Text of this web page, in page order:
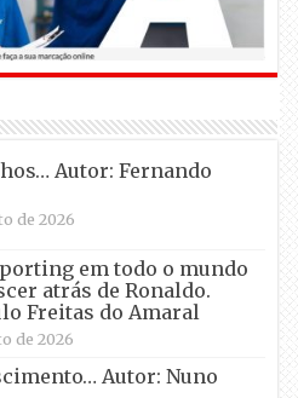
Autor: Fernando
de 2026
em todo o mundo
atrás de Ronaldo.
Freitas do Amaral
de 2026
Autor: Nuno